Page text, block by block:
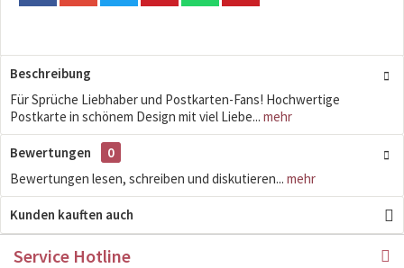
Beschreibung
Für Sprüche Liebhaber und Postkarten-Fans! Hochwertige
Postkarte in schönem Design mit viel Liebe... mehr
Bewertungen
0
Bewertungen lesen, schreiben und diskutieren... mehr
Kunden kauften auch
Service Hotline